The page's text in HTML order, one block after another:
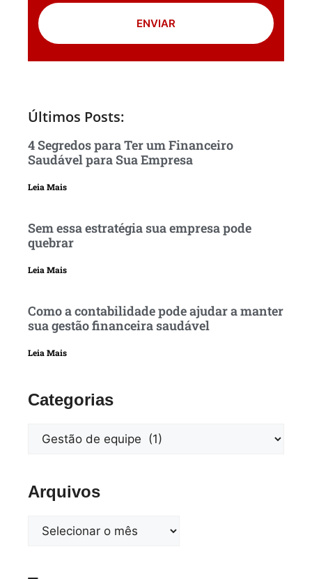
ENVIAR
Últimos Posts:
4 Segredos para Ter um Financeiro
Saudável para Sua Empresa
Leia Mais
Sem essa estratégia sua empresa pode
quebrar
Leia Mais
Como a contabilidade pode ajudar a manter
sua gestão financeira saudável
Leia Mais
Categorias
Arquivos